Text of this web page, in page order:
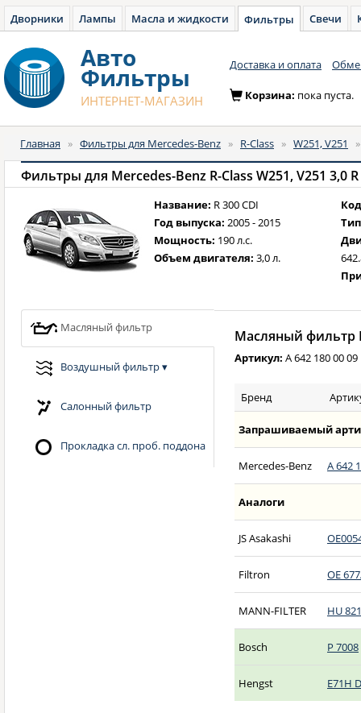
Дворники Лампы Масла и жидкости Фильтры Свечи
Авто
Фильтры
ИНТЕРНЕТ-МАГАЗИН
Доставка и оплата
Корзина: пока пуста.
Главная » Фильтры для Mercedes-Benz » R-Class » W251, V251
Название: R 300 CDI
Год выпуска: 2005 - 2015
Мощность: 190 л.с.
Объем двигателя: 3,0 л.
Масляный фильтр
Воздушный фильтр▾
Салонный фильтр
Прокладка сл. проб. поддона
Масляный фильтр
Артикул: A 642 180 00 09
Бренд
Запрашиваемый
Mercedes-Benz A 642
Аналоги
JS Asakashi
Filtron OE
MANN-FILTER HU
Bosch P 7008
Hengst E71H